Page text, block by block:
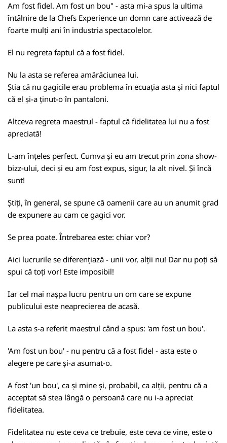
Am fost fidel. Am fost un bou" - asta mi-a spus la ultima
întâlnire de la Chefs Experience un domn care activează de
foarte mulți ani în industria spectacolelor.
El nu regreta faptul că a fost fidel.
Nu la asta se referea amărăciunea lui.
Știa că nu gagicile erau problema în ecuația asta și nici faptul
că el și-a ținut-o în pantaloni.
Altceva regreta maestrul - faptul că fidelitatea lui nu a fost
apreciată!
L-am înțeles perfect. Cumva și eu am trecut prin zona show-
bizz-ului, deci și eu am fost expus, sigur, la alt nivel. Și încă
sunt!
Știți, în general, se spune că oamenii care au un anumit grad
de expunere au cam ce gagici vor.
Se prea poate. Întrebarea este: chiar vor?
Aici lucrurile se diferențiază - unii vor, alții nu! Dar nu poți să
spui că toți vor! Este imposibil!
Iar cel mai nașpa lucru pentru un om care se expune
publicului este neaprecierea de acasă.
La asta s-a referit maestrul când a spus: 'am fost un bou'.
'Am fost un bou' - nu pentru că a fost fidel - asta este o
alegere pe care și-a asumat-o.
A fost 'un bou', ca și mine și, probabil, ca alții, pentru că a
acceptat să stea lângă o persoană care nu i-a apreciat
fidelitatea.
Fidelitatea nu este ceva ce trebuie, este ceva ce vine, este o